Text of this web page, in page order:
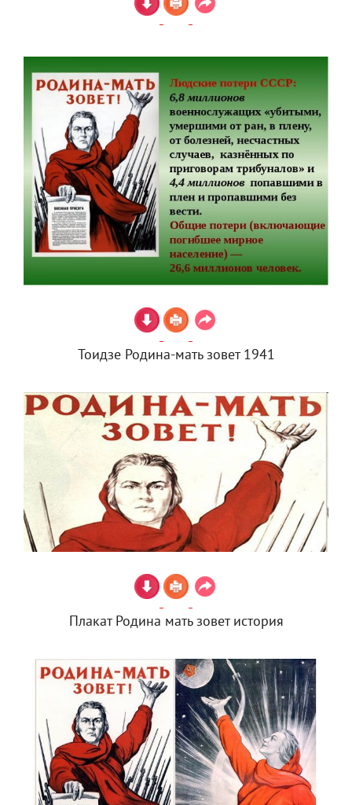
Тоидзе Родина-мать зовет 1941
Плакат Родина мать зовет история